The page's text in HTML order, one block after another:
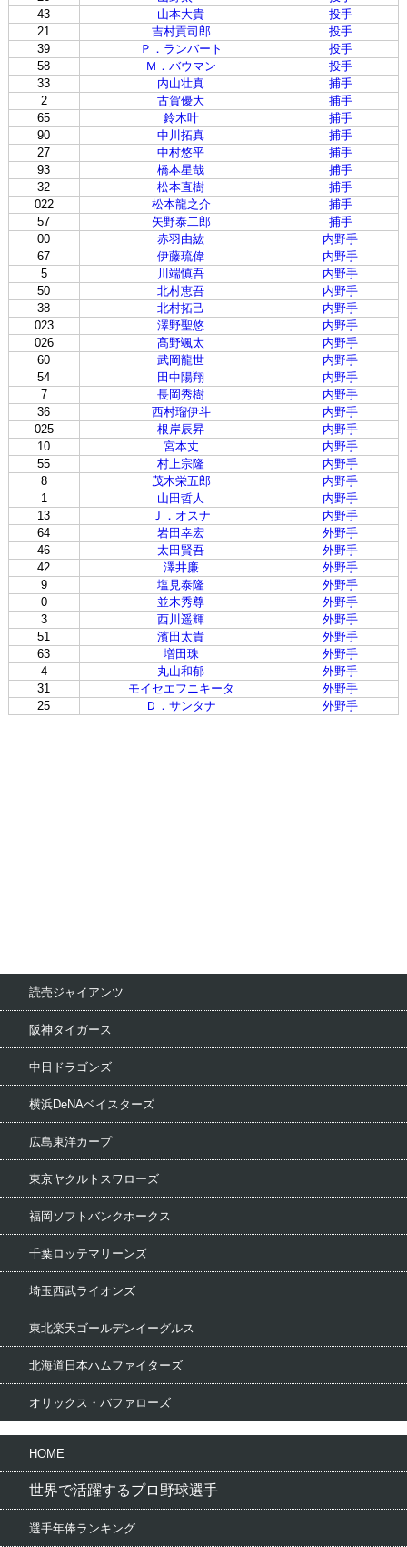
43
山本大貴
投手
21
吉村貢司郎
投手
39
Ｐ．ランバート
投手
58
Ｍ．バウマン
投手
33
内山壮真
捕手
2
古賀優大
捕手
65
鈴木叶
捕手
90
中川拓真
捕手
27
中村悠平
捕手
93
橋本星哉
捕手
32
松本直樹
捕手
022
松本龍之介
捕手
57
矢野泰二郎
捕手
00
赤羽由紘
内野手
67
伊藤琉偉
内野手
5
川端慎吾
内野手
50
北村恵吾
内野手
38
北村拓己
内野手
023
澤野聖悠
内野手
026
髙野颯太
内野手
60
武岡龍世
内野手
54
田中陽翔
内野手
7
長岡秀樹
内野手
36
西村瑠伊斗
内野手
025
根岸辰昇
内野手
10
宮本丈
内野手
55
村上宗隆
内野手
8
茂木栄五郎
内野手
1
山田哲人
内野手
13
Ｊ．オスナ
内野手
64
岩田幸宏
外野手
46
太田賢吾
外野手
42
澤井廉
外野手
9
塩見泰隆
外野手
0
並木秀尊
外野手
3
西川遥輝
外野手
51
濱田太貴
外野手
63
増田珠
外野手
4
丸山和郁
外野手
31
モイセエフニキータ
外野手
25
Ｄ．サンタナ 外野手
読売ジャイアンツ
阪神タイガース
中日ドラゴンズ
横浜DeNAベイスターズ
広島東洋カープ
東京ヤクルトスワローズ
福岡ソフトバンクホークス
千葉ロッテマリーンズ
埼玉西武ライオンズ
東北楽天ゴールデンイーグルス
北海道日本ハムファイターズ
オリックス・バファローズ
HOME
世界で活躍するプロ野球選手
選手年俸ランキング